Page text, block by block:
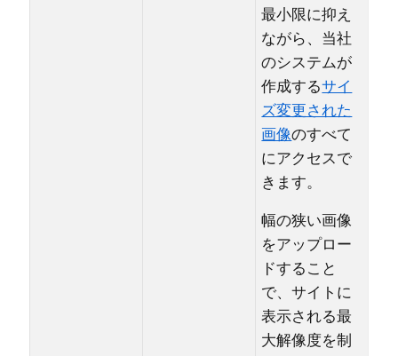
最小限に抑え
ながら⁠、当社
のシステムが
作成するサイ
ズ変更された
画像のすべて
にアクセスで
きます⁠。
幅の狭い画像
をア⁠ップロ⁠ー
ドすること
で⁠、サイトに
表示される最
大解像度を制